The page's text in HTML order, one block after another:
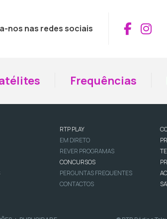
nos nas redes sociais
Frequências
RTP PLAY
EM DIRETO
REVER PROGRAMAS
CONCURSOS
PERGUNTAS FREQUENTES
CONTACTOS